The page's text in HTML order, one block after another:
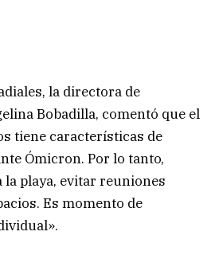
la directora de
Bobadilla, comentó que el
tiene características de
Ómicron. Por lo tanto,
playa, evitar reuniones
Es momento de